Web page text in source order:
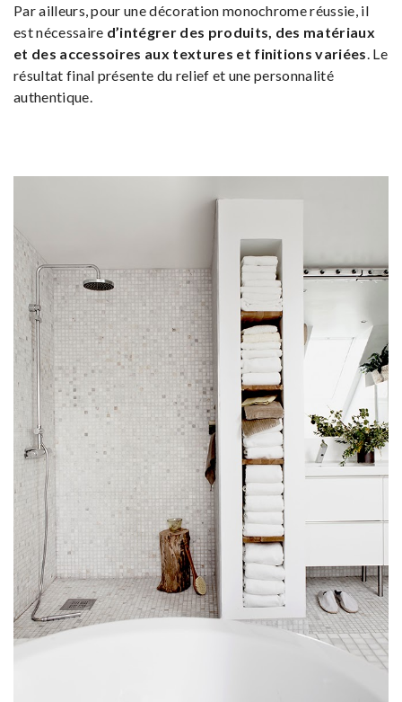
Par ailleurs, pour une décoration monochrome réussie, il
est nécessaire d’intégrer des produits, des matériaux
et des accessoires aux textures et finitions variées. Le
résultat final présente du relief et une personnalité
authentique.